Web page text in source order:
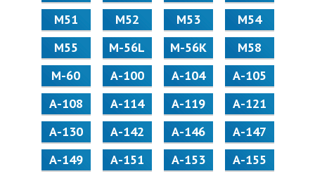
М51
М52 М53
М54
М55
M-56L M-56K
М58
M-60
А-100 А-104
А-105
А-108
А-114 А-119
А-121
А-130
А-142 А-146
А-147
А-149
А-151 А-153
А-155